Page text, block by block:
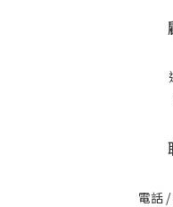
電話